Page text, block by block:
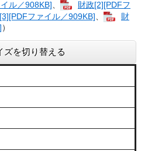
ル／908KB]
財政[2][PDFフ
ファイル／909KB]
財
）
ズを切り替える